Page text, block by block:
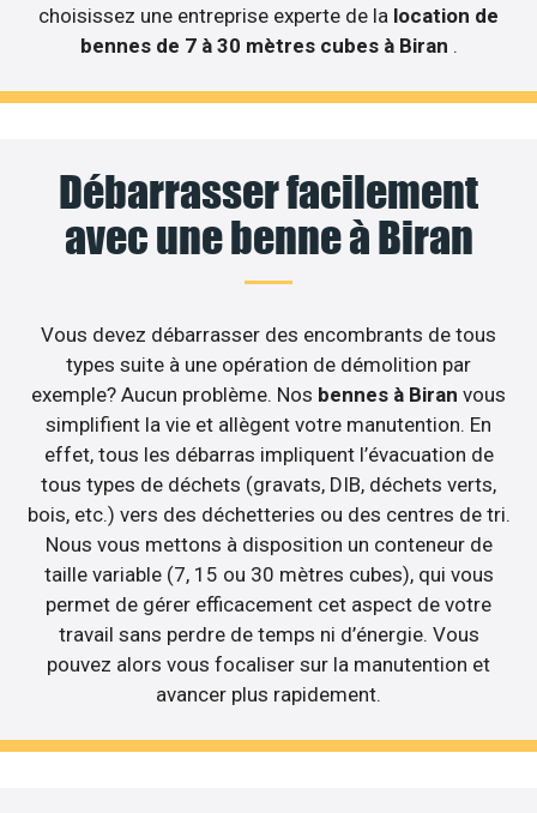
choisissez une entreprise experte de la location de
bennes de 7 à 30 mètres cubes à Biran .
Débarrasser facilement
avec une benne à Biran
Vous devez débarrasser des encombrants de tous
types suite à une opération de démolition par
exemple? Aucun problème. Nos bennes à Biran vous
simplifient la vie et allègent votre manutention. En
effet, tous les débarras impliquent l’évacuation de
tous types de déchets (gravats, DIB, déchets verts,
bois, etc.) vers des déchetteries ou des centres de tri.
Nous vous mettons à disposition un conteneur de
taille variable (7, 15 ou 30 mètres cubes), qui vous
permet de gérer efficacement cet aspect de votre
travail sans perdre de temps ni d’énergie. Vous
pouvez alors vous focaliser sur la manutention et
avancer plus rapidement.